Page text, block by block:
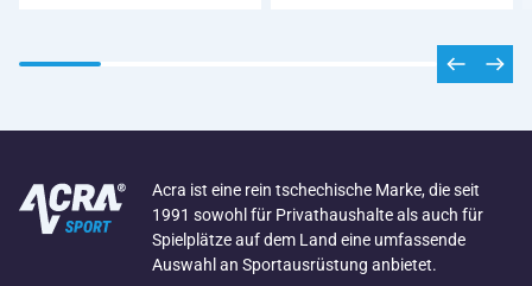
Acra ist eine rein tschechische Marke, die seit
1991 sowohl für Privathaushalte als auch für
Spielplätze auf dem Land eine umfassende
Auswahl an Sportausrüstung anbietet.